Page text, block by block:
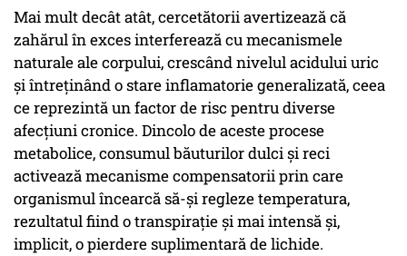
Mai mult decât atât, cercetătorii avertizează că
zahărul în exces interferează cu mecanismele
naturale ale corpului, crescând nivelul acidului uric
și întreținând o stare inflamatorie generalizată, ceea
ce reprezintă un factor de risc pentru diverse
afecțiuni cronice. Dincolo de aceste procese
metabolice, consumul băuturilor dulci și reci
activează mecanisme compensatorii prin care
organismul încearcă să-și regleze temperatura,
rezultatul fiind o transpirație și mai intensă și,
implicit, o pierdere suplimentară de lichide.